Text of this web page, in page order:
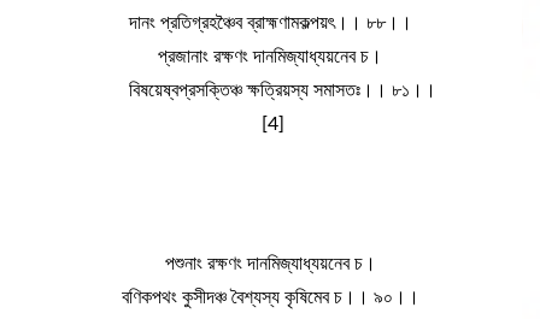
দানং প্রতিগ্রহঞ্চৈব ব্রাহ্মণামকল্পয়ৎ।। ৮৮।।
প্রজানাং রক্ষণং দানমিজ্যাধ্যয়নেব চ।
বিষয়েষ্বপ্রসক্তিঞ্চ ক্ষত্রিয়স্য সমাসতঃ।। ৮১।।
[4]
পশুনাং রক্ষণং দানমিজ্যাধ্যয়নেব চ।
বণিকপথং কুসীদঞ্চ বৈশ্যস্য কৃষিমেব চ।। ৯০।।